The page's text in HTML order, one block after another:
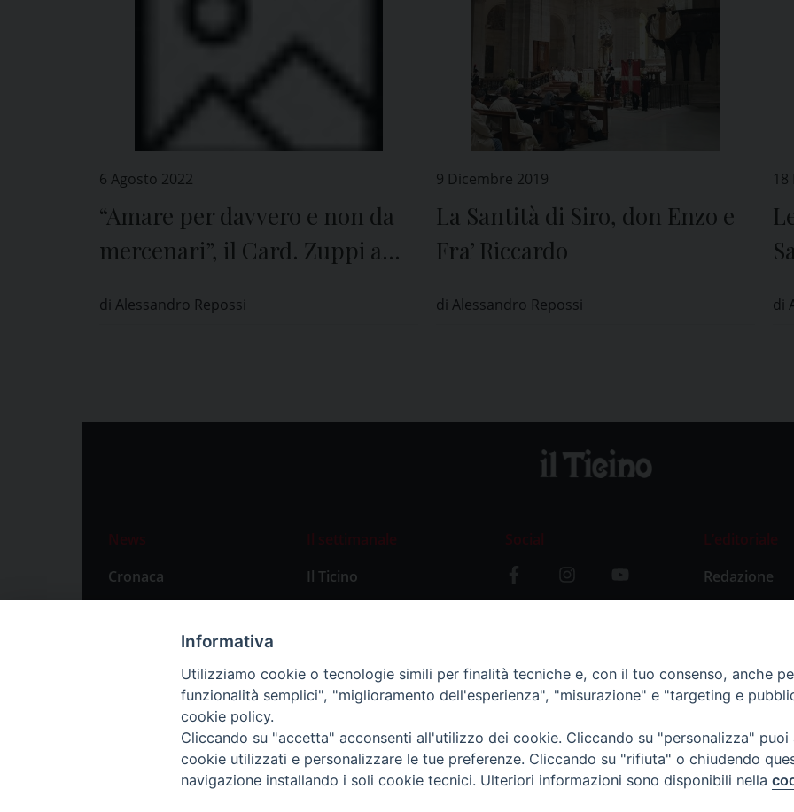
6 Agosto 2022
“Amare per davvero e non da
mercenari”, il Card. Zuppi a
di Alessandro Repossi
9 Dicembre 2019
La Santità di Siro, don Enzo e
Fra’ Riccardo
di Alessandro Repossi di
News
Cronaca
Attualità
Primo Piano
Il settimanale
Il Ticino
Abbonamenti
Social
L’editoriale
Redazione
Storia
Informativa
Utilizziamo cookie o tecnologie simili per finalità tecniche e, con il tuo consenso, anche
funzionalità semplici", "miglioramento dell'esperienza", "misurazione" e "targeting e
cookie policy.
Cliccando su "accetta" acconsenti all'utilizzo dei cookie. Cliccando su "personalizza"
cookie utilizzati e personalizzare le tue preferenze. Cliccando su "rifiuta" o chiudendo
navigazione installando i soli cookie tecnici. Ulteriori informazioni sono disponibili nella